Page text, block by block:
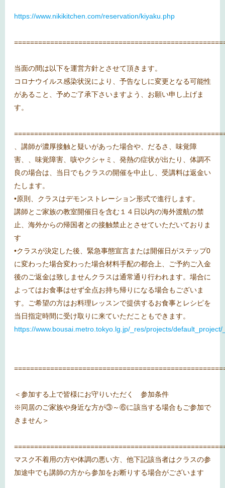
https://www.nikikitchen.com/reservation/kiyaku.php
当面の間は以下を運営方針とさせて頂きます。
コロナウイルス感染状況により、予告なしに変更となる可能性
があること、予めご了承下さいますよう、お願い申し上げま
す。
、講師が濃厚接触と疑いがあった場合や、だるさ、味覚障
害、、味覚障害、咳やクシャミ、発熱の症状が出たり、体調不
良の場合は、当日でもクラスの開催を中止し、受講料は返金い
たします。
•原則、クラスはデモンストレーション形式で進行します。
講師とご家族の教室開催日を含む１４日以内の海外渡航の禁
止、海外からの帰国者との接触禁止とさせていただいておりま
す
•クラスが決定した後、緊急事態宣言または開催日がステップ0
に変わった場合変わった場合材料手配の都合上、ご予約ご入金
後のご返金は致しませんクラスは通常通り行われます。場合に
よってはお食事はせず全点お持ち帰りになる場合もございま
す。ご希望の方はお料理レッスンで提供するお食事とレシピを
当日指定時間に受け取りに来ていただこともできます。
https://www.bousai.metro.tokyo.lg.jp/_res/projects/
＜参加する上で皆様にお守りいただく 参加条件
※同居のご家族や身近な方が③～⑥に該当する場合もご参加で
きません＞
マスク不着用の方や体調の悪い方、他下記該当者はクラスの参
加途中でも講師の方から参加をお断りする場合がございます